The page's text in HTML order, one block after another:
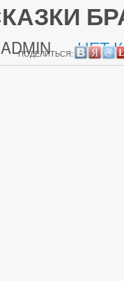
ADMIN НЕТ
ПОДЕЛИТЬСЯ: